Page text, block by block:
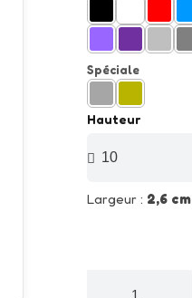
Spéciale
Hauteur
Largeur : 2,6 cm